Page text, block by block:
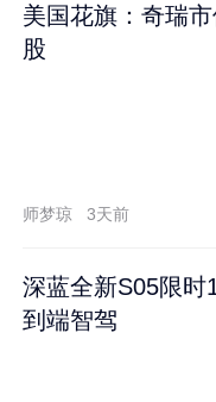
美国花旗：奇瑞
股
师梦琼 3天前
深蓝全新S05限时
到端智驾